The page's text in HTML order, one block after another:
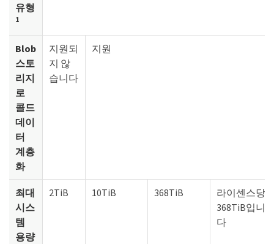
유형
1
Blob
스토
리지
로
콜드
데이
터
계층
화
지원되
지 않
습니다
지원
최대
시스
템
용량
2TiB 10TiB 368TiB
라이센스당
368TiB입니
다